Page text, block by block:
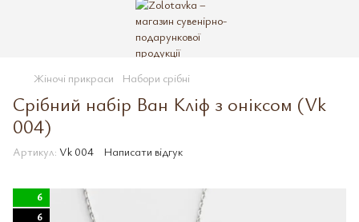
Жіночі прикраси Набори срібні
Срібний набір Ван Кліф з оніксом (Vk
004)
Артикул: Vk 004 Написати відгук
6
6